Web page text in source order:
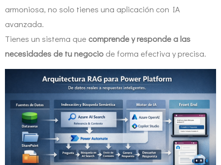
armoniosa, no solo tienes una aplicación con IA
avanzada.
Tienes un sistema que comprende y responde a las
necesidades de tu negocio de forma efectiva y precisa.